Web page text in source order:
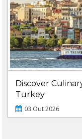
Discover
Turkey
03 Out 2026